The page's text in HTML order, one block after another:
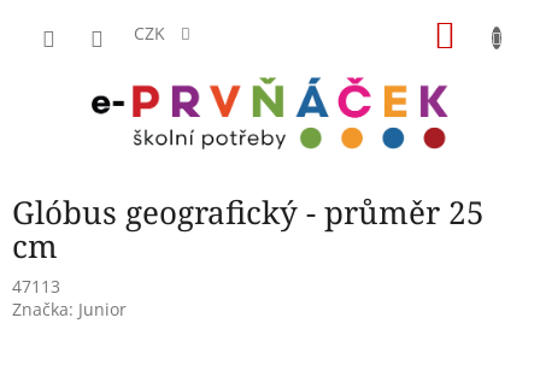
CZK
Glóbus geografický - průměr 25
cm
47113
Značka: Junior